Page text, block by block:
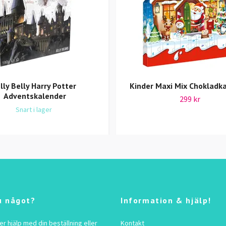
Belly Harry Potter
Adventskalender
Snart i lager
Kinder Maxi Mix
299 kr
något?
hjälp med din beställning eller
Information & hjälp!
Kontakt